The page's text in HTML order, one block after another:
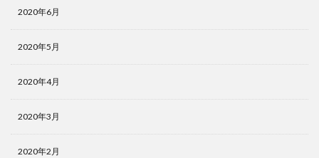
2020年6月
2020年5月
2020年4月
2020年3月
2020年2月